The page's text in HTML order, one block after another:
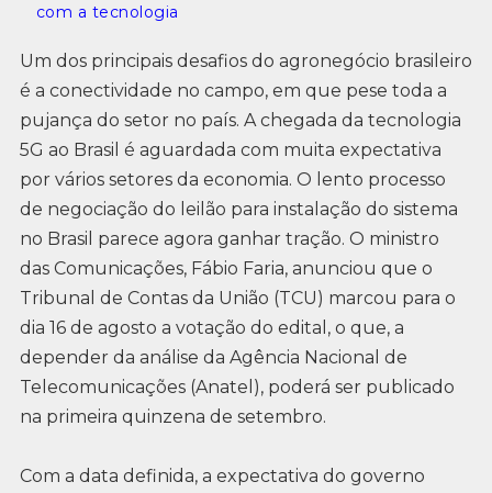
com a tecnologia
Um dos principais desafios do agronegócio brasileiro
é a conectividade no campo, em que pese toda a
pujança do setor no país. A chegada da tecnologia
5G ao Brasil é aguardada com muita expectativa
por vários setores da economia. O lento processo
de negociação do leilão para instalação do sistema
no Brasil parece agora ganhar tração. O ministro
das Comunicações, Fábio Faria, anunciou que o
Tribunal de Contas da União (TCU) marcou para o
dia 16 de agosto a votação do edital, o que, a
depender da análise da Agência Nacional de
Telecomunicações (Anatel), poderá ser publicado
na primeira quinzena de setembro.
Com a data definida, a expectativa do governo